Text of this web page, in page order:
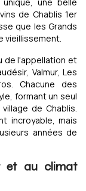
de Chablis 1er
que les Grands
vieillissement.
de l'appellation et
Valmur, Les
Chacune des
formant un seul
de Chablis.
incroyable, mais
années de
et au climat